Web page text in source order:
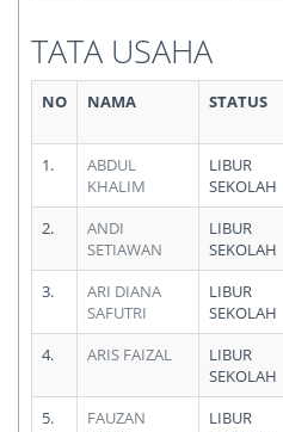
TATA USAHA
NO NAMA STATUS
1.
ABDUL
KHALIM
LIBUR
SEKOLAH
2.
ANDI
SETIAWAN
LIBUR
SEKOLAH
3.
ARI DIANA
SAFUTRI
LIBUR
SEKOLAH
4.
ARIS FAIZAL
LIBUR
SEKOLAH
5.
FAUZAN
LIBUR